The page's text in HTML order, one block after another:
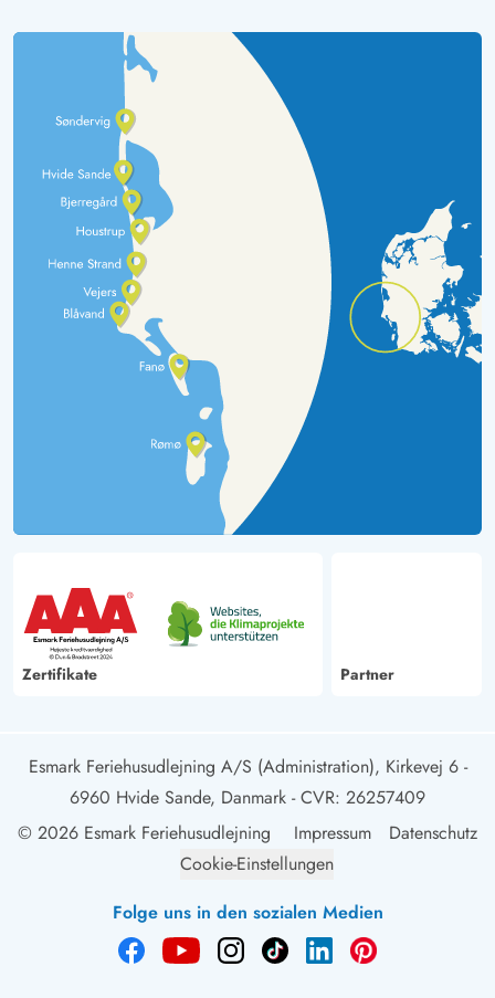
Zertifikate Partner
Esmark Feriehusudlejning A/S (Administration), Kirkevej 6 -
6960 Hvide Sande, Danmark - CVR: 26257409
© 2026 Esmark Feriehusudlejning
Impressum
Datenschutz
Cookie-Einstellungen
Folge uns in den sozialen Medien